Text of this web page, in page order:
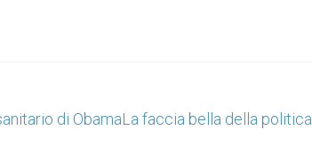
di ObamaLa faccia bella della politica